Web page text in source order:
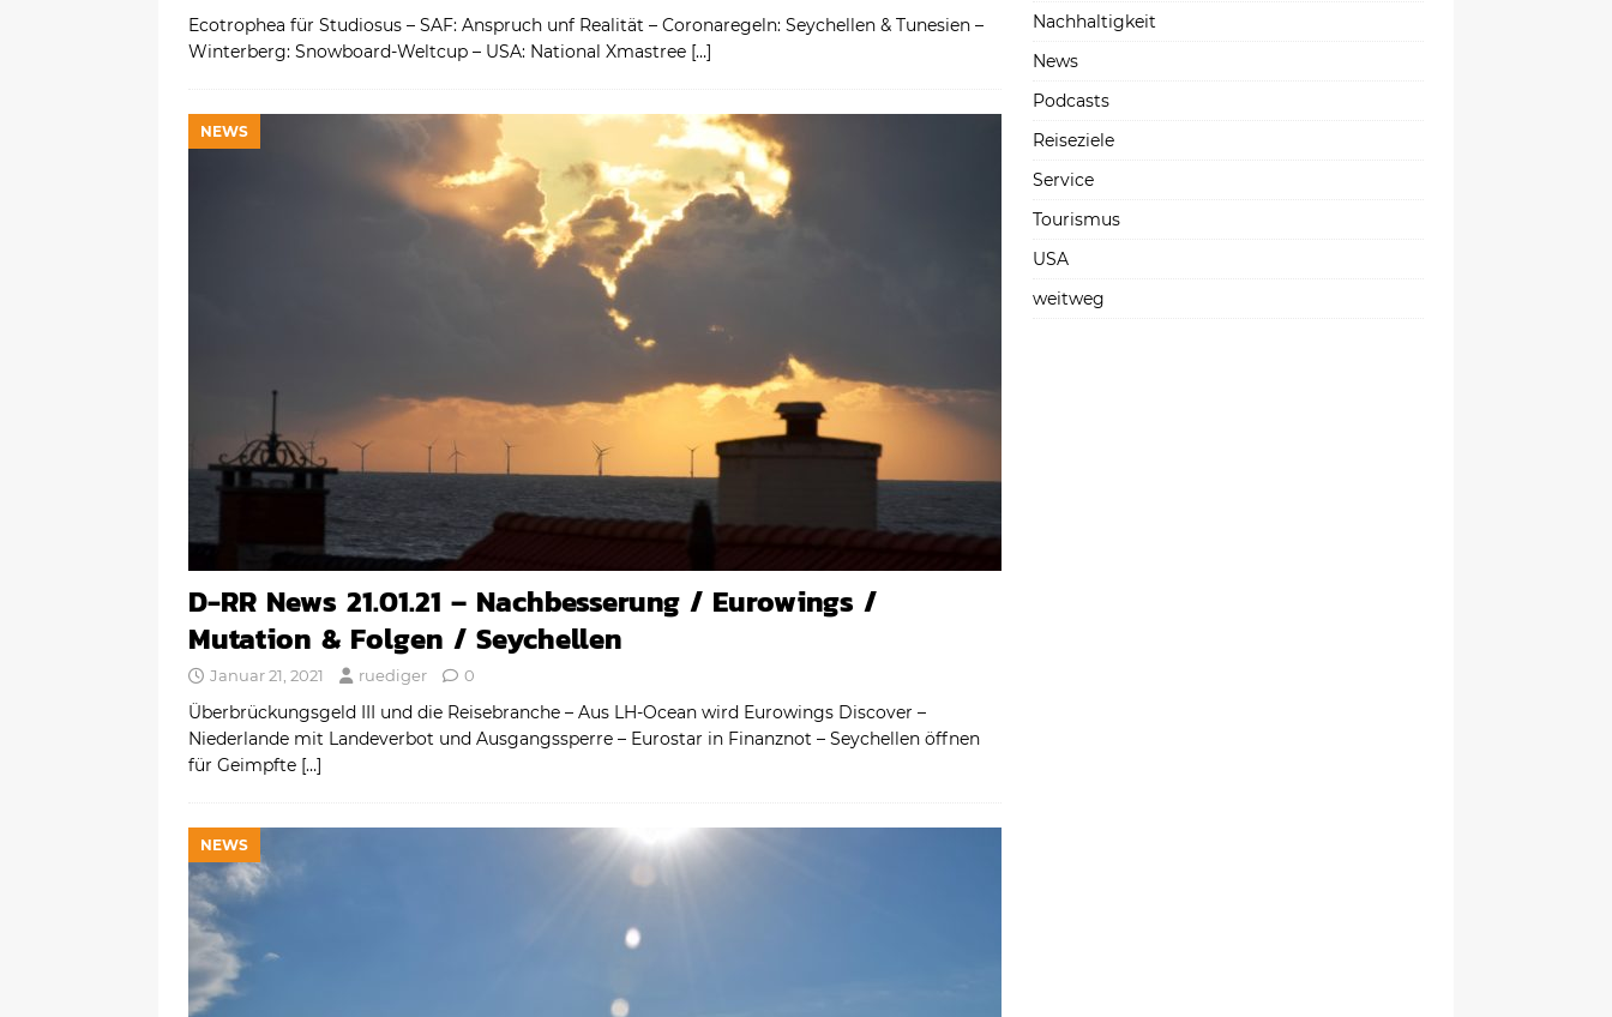
Ecotrophea für Studiosus – SAF: Anspruch unf Realität – Coronaregeln: Seychellen & Tunesien –
Winterberg: Snowboard-Weltcup – USA: National Xmastree […]
NEWS
D-RR News 21.01.21 – Nachbesserung / Eurowings /
Mutation & Folgen / Seychellen
Januar 21, 2021 ruediger 0
Überbrückungsgeld III und die Reisebranche – Aus LH-Ocean wird Eurowings Discover –
Niederlande mit Landeverbot und Ausgangssperre – Eurostar in Finanznot – Seychellen öffnen
für Geimpfte […]
NEWS
Nachhaltigkeit
News
Podcasts
Reiseziele
Service
Tourismus
USA
weitweg